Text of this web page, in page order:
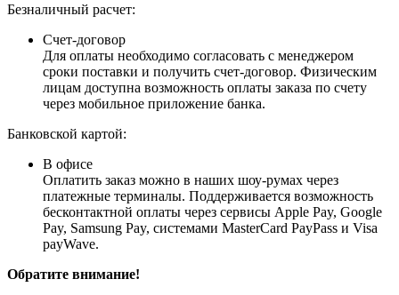
Безналичный расчет:
Счет-договор
Для оплаты необходимо согласовать с менеджером
сроки поставки и получить счет-договор. Физическим
лицам доступна возможность оплаты заказа по счету
через мобильное приложение банка.
Банковской картой:
В офисе
Оплатить заказ можно в наших шоу-румах через
платежные терминалы. Поддерживается возможность
бесконтактной оплаты через сервисы Apple Pay, Google
Pay, Samsung Pay, системами MasterCard PayPass и Visa
payWave.
Обратите внимание!